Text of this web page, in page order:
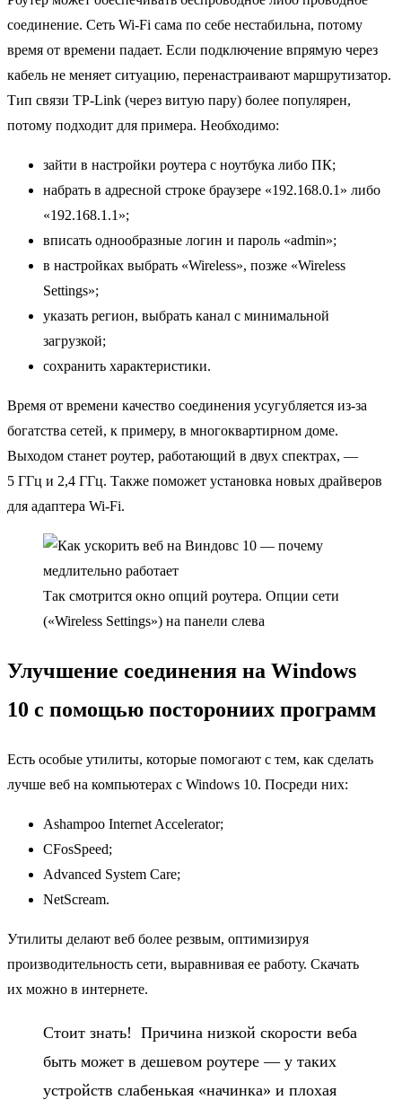
соединение. Сеть Wi-Fi сама по себе нестабильна, потому
время от времени падает. Если подключение впрямую через
кабель не меняет ситуацию, перенастраивают маршрутизатор.
Тип связи TP-Link (через витую пару) более популярен,
потому подходит для примера. Необходимо:
зайти в настройки роутера с ноутбука либо ПК;
набрать в адресной строке браузере «192.168.0.1» либо
«192.168.1.1»;
вписать однообразные логин и пароль «admin»;
в настройках выбрать «Wireless», позже «Wireless
Settings»;
указать регион, выбрать канал с минимальной
загрузкой;
сохранить характеристики.
Время от времени качество соединения усугубляется из-за
богатства сетей, к примеру, в многоквартирном доме.
Выходом станет роутер, работающий в двух спектрах, —
5 ГГц и 2,4 ГГц. Также поможет установка новых драйверов
для адаптера Wi-Fi.
Так смотрится окно опций роутера. Опции сети
(«Wireless Settings») на панели слева
Улучшение соединения на Windows
10 с помощью посторониих программ
Есть особые утилиты, которые помогают с тем, как сделать
лучше веб на компьютерах с Windows 10. Посреди них:
Ashampoo Internet Accelerator;
СFosSpeed;
Advanced System Care;
NetScream.
Утилиты делают веб более резвым, оптимизируя
производительность сети, выравнивая ее работу. Скачать
их можно в интернете.
Стоит знать! Причина низкой скорости веба
быть может в дешевом роутере — у таких
устройств слабенькая «начинка» и плохая